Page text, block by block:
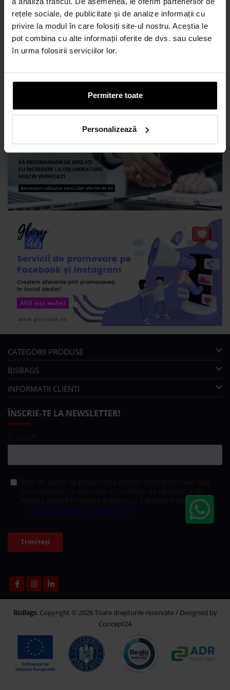
rețele sociale, de publicitate și de analize informații cu
privire la modul în care folosiți site-ul nostru. Aceștia le
pot combina cu alte informații oferite de dvs. sau culese
în urma folosirii serviciilor lor.
Permitere toate
Personalizează
hartia cerată naturală este ideală pentru livrarea produselor
tale la pachet. Protejează alimentele împotriva umezelii și le
menține proaspete pentru o perioadă mai lungă de timp.
Aceasta este o soluție practică și eficientă pentru afacerea ta
doresc să savureze produsele tale în deplasare.
CATEGORII PRODUSE
BISBAGS
INFORMATII CLIENTI
ÎNSCRIE-TE LA NEWSLETTER!
BisBags. Copyright © 2026 Toate drepturile rezervate / Designed by
Concept24